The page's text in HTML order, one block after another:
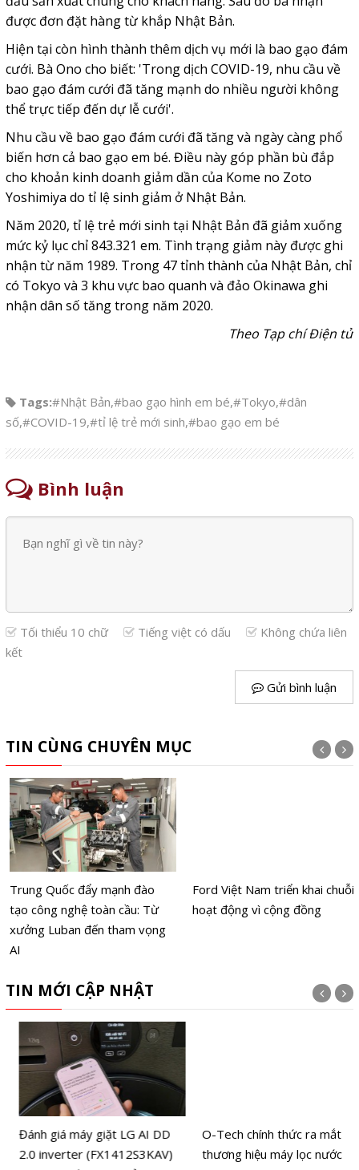
được đơn đặt hàng từ khắp Nhật Bản.
Hiện tại còn hình thành thêm dịch vụ mới là bao gạo đám
cưới. Bà Ono cho biết: 'Trong dịch COVID-19, nhu cầu về
bao gạo đám cưới đã tăng mạnh do nhiều người không
thể trực tiếp đến dự lễ cưới'.
Nhu cầu về bao gạo đám cưới đã tăng và ngày càng phổ
biến hơn cả bao gạo em bé. Điều này góp phần bù đắp
cho khoản kinh doanh giảm dần của Kome no Zoto
Yoshimiya do tỉ lệ sinh giảm ở Nhật Bản.
Năm 2020, tỉ lệ trẻ mới sinh tại Nhật Bản đã giảm xuống
mức kỷ lục chỉ 843.321 em. Tình trạng giảm này được ghi
nhận từ năm 1989. Trong 47 tỉnh thành của Nhật Bản, chỉ
có Tokyo và 3 khu vực bao quanh và đảo Okinawa ghi
nhận dân số tăng trong năm 2020.
Theo Tạp chí Điện tử
Tags:#Nhật Bản,#bao gạo hình em bé,#Tokyo,#dân
số,#COVID-19,#tỉ lệ trẻ mới sinh,#bao gạo em bé
Bình luận
Tối thiểu 10 chữ Tiếng việt có dấu
Không chứa liên
kết
Gửi bình luận
TIN CÙNG CHUYÊN MỤC
Trung Quốc đẩy mạnh đào
tạo công nghệ toàn cầu: Từ
xưởng Luban đến tham vọng
AI
Ford Việt Nam triển khai chuỗi
hoạt động vì cộng đồng
TIN MỚI CẬP NHẬT
Đánh giá máy giặt LG AI DD
2.0 inverter (FX1412S3KAV)
O-Tech chính thức ra mắt
thương hiệu máy lọc nước